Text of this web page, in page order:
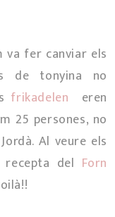
va fer canviar els
de tonyina no
frikadelen eren
25 persones, no
Al veure els
del Forn